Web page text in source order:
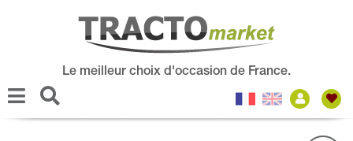
Le meilleur choix d'occasion de France.